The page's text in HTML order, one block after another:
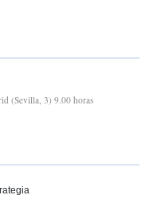
(Sevilla, 3) 9.00 horas